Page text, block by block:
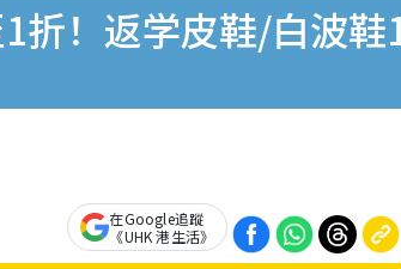
折！返学皮鞋/白波
在Google追蹤
《UHK 港生活》